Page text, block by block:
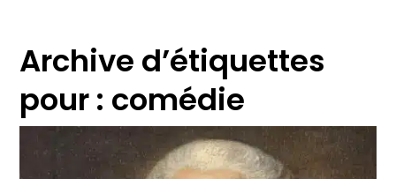
Archive d’étiquettes
pour : comédie